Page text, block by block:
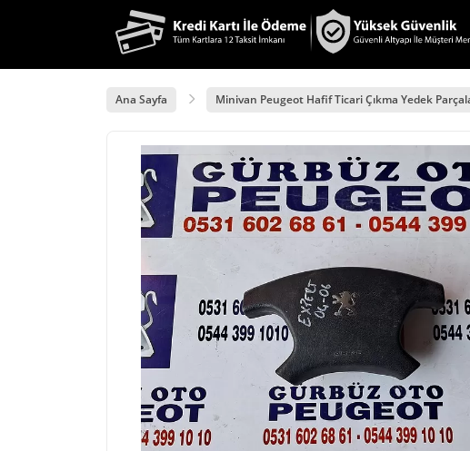
Ana Sayfa Minivan Peugeot Hafif Ticari Çıkma Yedek